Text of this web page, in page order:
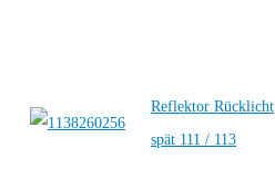
Reflektor Rücklicht
spät 111 / 113